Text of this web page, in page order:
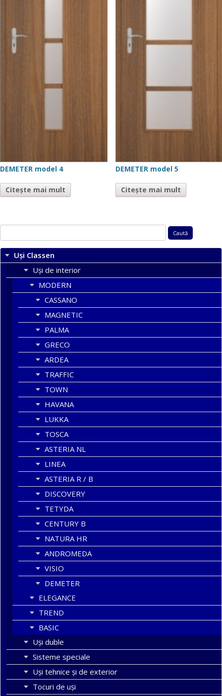
DEMETER model 4
Citește mai mult
DEMETER model 5
Citește mai mult
după:
Uși Classen
Uși de interior
MODERN
CASSANO
MAGNETIC
PALMA
GRECO
ARDEA
TRAFFIC
TOWN
HAVANA
LUKKA
TOSCA
ASTERIA NL
LINEA
ASTERIA R / B
DISCOVERY
TETYDA
CENTURY B
NATURA HR
ANDROMEDA
VISIO
DEMETER
ELEGANCE
TREND
BASIC
Uşi duble
Sisteme speciale
Uși tehnice și de exterior
Tocuri de uși